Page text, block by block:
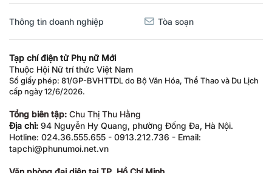
Thông tin doanh nghiệp Tòa soạn
Tạp chí điện tử Phụ nữ Mới
Thuộc Hội Nữ trí thức Việt Nam
Số giấy phép: 81/GP-BVHTTDL do Bộ Văn Hóa, Thể Thao và Du Lịch
cấp ngày 12/6/2026.
Tổng biên tập: Chu Thị Thu Hằng
Địa chỉ: 94 Nguyễn Hy Quang, phường Đống Đa, Hà Nội.
Hotline: 024.36.555.655 - 0913.212.736 - Email:
tapchi@phunumoi.net.vn
Văn phòng đại diện tại TP. Hồ Chí Minh